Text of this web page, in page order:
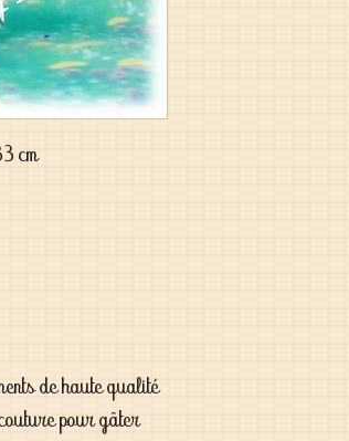
cm
de haute qualité
pour gâter